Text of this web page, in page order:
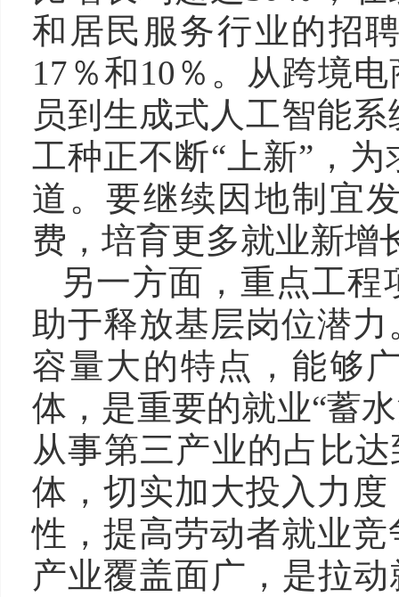
和居民服务行业的招
17％和10％。从跨境
员到生成式人工智能
工种正不断“上新”，
道。要继续因地制宜
费，培育更多就业新增
另一方面，重点工
助于释放基层岗位潜
容量大的特点，能够
体，是重要的就业“蓄
从事第三产业的占比
体，切实加大投入力
性，提高劳动者就业
产业覆盖面广，是拉